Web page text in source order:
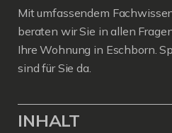
Mit umfassendem
beraten wir Sie in allen
Ihre Wohnung in Eschborn.
sind für Sie da.
INHALT